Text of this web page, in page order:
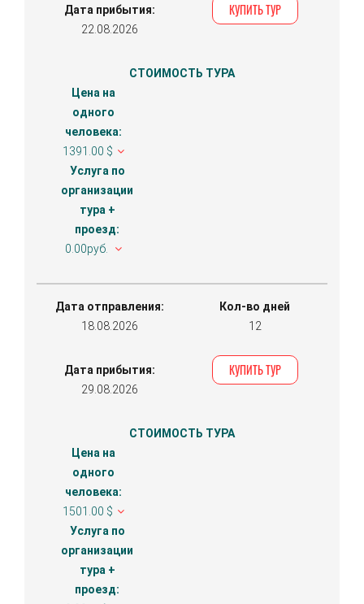
Дата прибытия:
22.08.2026
СТОИМОСТЬ ТУРА
Цена на
одного
человека:
1391.00 $
Услуга по
организации
тура +
проезд:
0.00руб.
КУПИТЬ ТУР
Дата отправления:
18.08.2026
Кол-во дней
12
Дата прибытия:
29.08.2026
СТОИМОСТЬ ТУРА
Цена на
одного
человека:
1501.00 $
Услуга по
организации
тура +
проезд:
КУПИТЬ ТУР